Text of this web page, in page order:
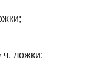
ложки;